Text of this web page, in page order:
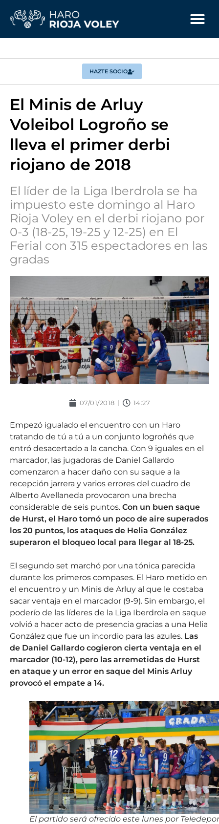
HAZTE SOCIO
El Minis de Arluy
Voleibol Logroño se
lleva el primer derbi
riojano de 2018
El líder de la Liga Iberdrola se ha
impuesto este domingo al Haro
Rioja Voley en el derbi riojano por
0-3 (18-25, 19-25 y 12-25) en El
Ferial con 315 espectadores en las
gradas
07/01/2018 14:27
Empezó igualado el encuentro con un Haro
tratando de tú a tú a un conjunto logroñés que
entró desacertado a la cancha. Con 9 iguales en el
marcador, las jugadoras de Daniel Gallardo
comenzaron a hacer daño con su saque a la
recepción jarrera y varios errores del cuadro de
Alberto Avellaneda provocaron una brecha
considerable de seis puntos. Con un buen saque
de Hurst, el Haro tomó un poco de aire superados
los 20 puntos, los ataques de Helia González
superaron el bloqueo local para llegar al 18-25.
El segundo set marchó por una tónica parecida
durante los primeros compases. El Haro metido en
el encuentro y un Minis de Arluy al que le costaba
sacar ventaja en el marcador (9-9). Sin embargo, el
poderío de las líderes de la Liga Iberdrola en saque
volvió a hacer acto de presencia gracias a una Helia
González que fue un incordio para las azules. Las
de Daniel Gallardo cogieron cierta ventaja en el
marcador (10-12), pero las arremetidas de Hurst
en ataque y un error en saque del Minis Arluy
provocó el empate a 14.
El partido será ofrecido este lunes por